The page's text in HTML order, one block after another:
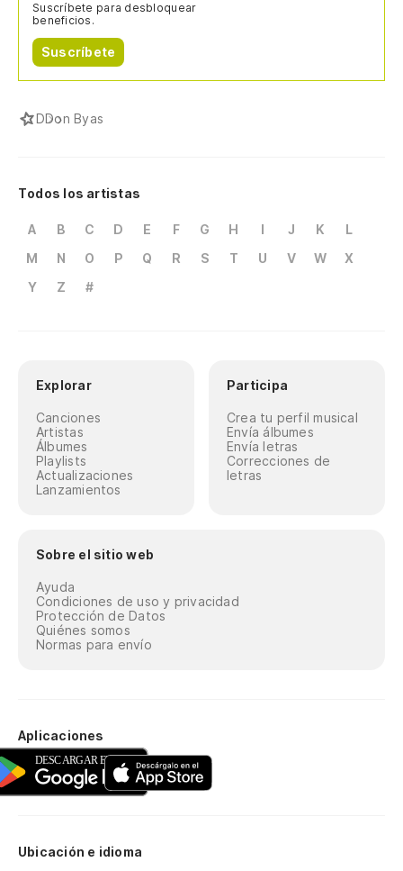
Suscríbete para desbloquear
beneficios.
Suscríbete
DDon Byas
Todos los artistas
A B C D E F G H I J K
L
M
N O P Q R S T U V W
X
Y
Z #
Explorar
Canciones
Artistas
Álbumes
Playlists
Actualizaciones
Lanzamientos
Participa
Crea tu perfil musical
Envía álbumes
Envía letras
Correcciones de
letras
Sobre el sitio web
Ayuda
Condiciones de uso y privacidad
Protección de Datos
Quiénes somos
Normas para envío
Aplicaciones
Ubicación e idioma